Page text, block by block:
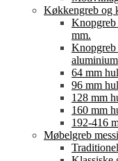
Køkkengreb og
Knopgreb
mm.
Knopgreb
aluminium
64 mm
96 mm
128 mm
160 mm
192-416
Møbelgreb